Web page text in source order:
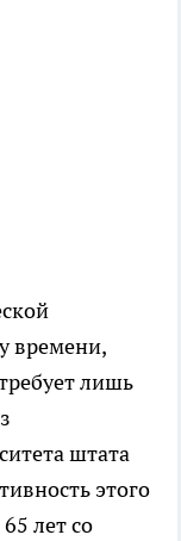
времени,
лишь
штата
этого
лет со